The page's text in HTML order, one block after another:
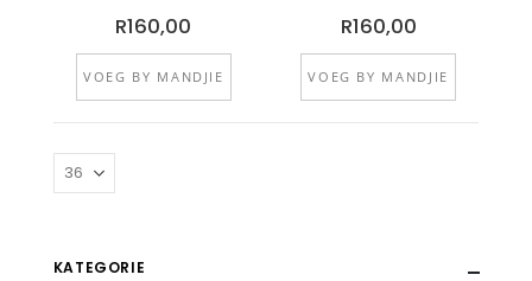
R160,00
VOEG BY MANDJIE
R160,00
VOEG BY MANDJIE
KATEGORIE